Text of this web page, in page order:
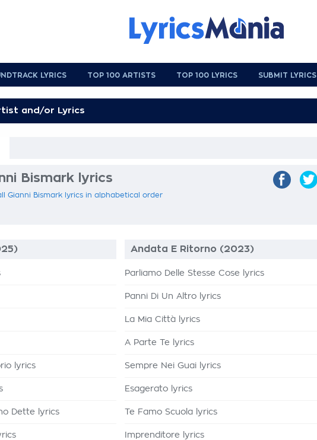
LYRICS TOP 100 ARTISTS TOP 100 LYRICS SUBMIT LYRICS
Bismark lyrics
Gianni Bismark lyrics in alphabetical order
lyrics
Dette lyrics
Andata E Ritorno (2023)
Parliamo Delle Stesse Cose lyrics
Panni Di Un Altro lyrics
La Mia Città lyrics
A Parte Te lyrics
Sempre Nei Guai lyrics
Esagerato lyrics
Te Famo Scuola lyrics
Imprenditore lyrics